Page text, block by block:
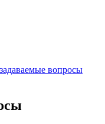
вопросы